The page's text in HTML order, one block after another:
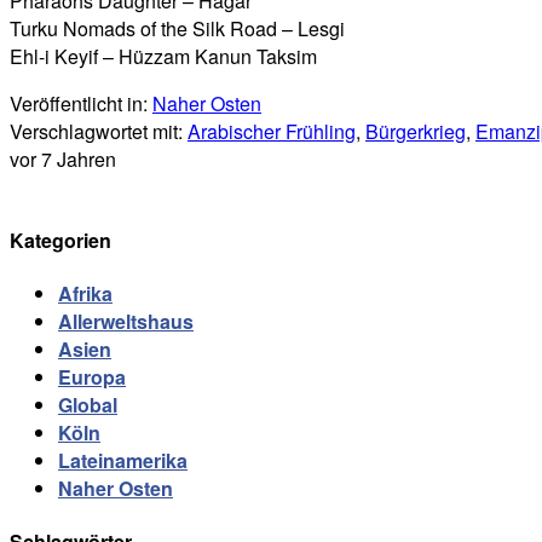
Turku Nomads of the Silk Road – Lesgi
Ehl-i Keyif – Hüzzam Kanun Taksim
Veröffentlicht in: Naher Osten
Verschlagwortet mit: Arabischer Frühling, Bürgerkrieg,
vor 7 Jahren
Kategorien
Afrika
Allerweltshaus
Asien
Europa
Global
Köln
Lateinamerika
Naher Osten